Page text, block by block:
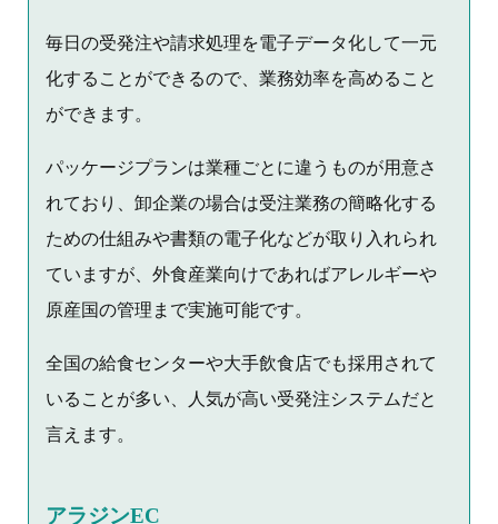
毎日の受発注や請求処理を電子データ化して一元
化することができるので、業務効率を高めること
ができます。
パッケージプランは業種ごとに違うものが用意さ
れており、卸企業の場合は受注業務の簡略化する
ための仕組みや書類の電子化などが取り入れられ
ていますが、外食産業向けであればアレルギーや
原産国の管理まで実施可能です。
全国の給食センターや大手飲食店でも採用されて
いることが多い、人気が高い受発注システムだと
言えます。
アラジンEC